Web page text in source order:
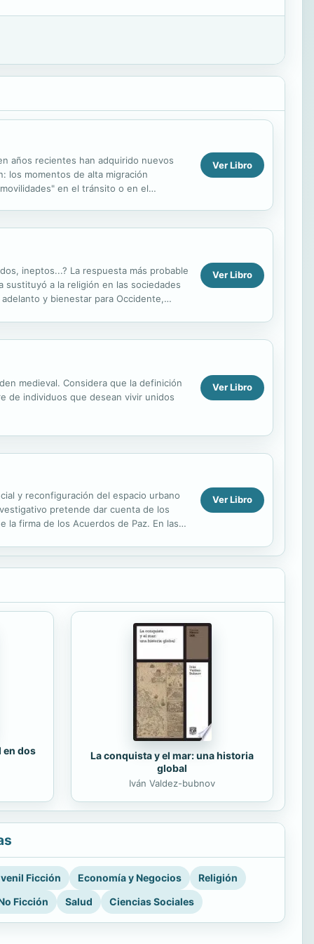
años recientes han adquirido nuevos
los momentos de alta migración
en el tránsito o en el
Ver Libro
ineptos...? La respuesta más probable
a la religión en las sociedades
y bienestar para Occidente,
Ver Libro
medieval. Considera que la definición
de individuos que desean vivir unidos
Ver Libro
y reconfiguración del espacio urbano
pretende dar cuenta de los
la firma de los Acuerdos de Paz. En las
Ver Libro
en dos
La conquista y el mar: una historia
global
Iván Valdez-bubnov
Ficción Economía y Negocios
Religión
Ficción
Salud Ciencias Sociales